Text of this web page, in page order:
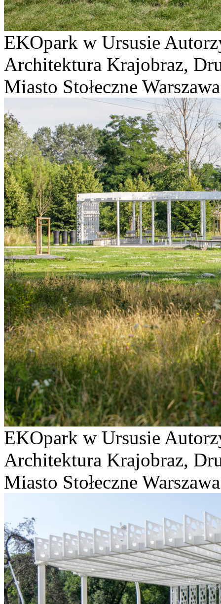
EKOpark w Ursusie
Architektura Krajobraz,
Miasto Stołeczne Warszawa
EKOpark w Ursusie
Architektura Krajobraz,
Miasto Stołeczne Warszawa